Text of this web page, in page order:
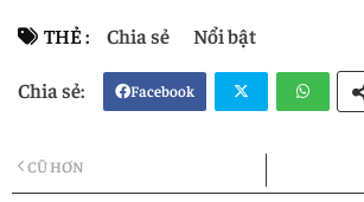
THẺ : Chia sẻ Nổi bật
Facebook
CŨ HƠN